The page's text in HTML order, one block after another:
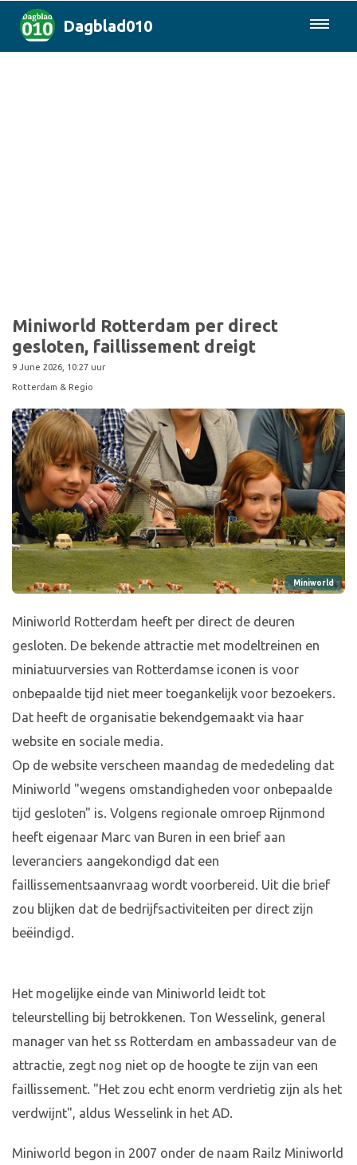
Dagblad010
Miniworld Rotterdam per direct
gesloten, faillissement dreigt
9 June 2026, 10:27 uur
Rotterdam & Regio
Miniworld
Miniworld Rotterdam heeft per direct de deuren
gesloten. De bekende attractie met modeltreinen en
miniatuurversies van Rotterdamse iconen is voor
onbepaalde tijd niet meer toegankelijk voor bezoekers.
Dat heeft de organisatie bekendgemaakt via haar
website en sociale media.
Op de website verscheen maandag de mededeling dat
Miniworld "wegens omstandigheden voor onbepaalde
tijd gesloten" is. Volgens regionale omroep Rijnmond
heeft eigenaar Marc van Buren in een brief aan
leveranciers aangekondigd dat een
faillissementsaanvraag wordt voorbereid. Uit die brief
zou blijken dat de bedrijfsactiviteiten per direct zijn
beëindigd.
Het mogelijke einde van Miniworld leidt tot
teleurstelling bij betrokkenen. Ton Wesselink, general
manager van het ss Rotterdam en ambassadeur van de
attractie, zegt nog niet op de hoogte te zijn van een
faillissement. "Het zou echt enorm verdrietig zijn als het
verdwijnt", aldus Wesselink in het AD.
Miniworld begon in 2007 onder de naam Railz Miniworld